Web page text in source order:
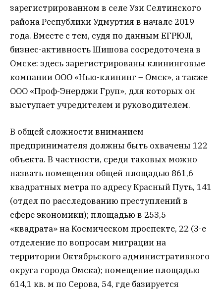
зарегистрированном в селе Узи Селтинского
района Республики Удмуртия в начале 2019
года. Вместе с тем, судя по данным ЕГРЮЛ,
бизнес-активность Шишова сосредоточена в
Омске: здесь зарегистрированы клининговые
компании ООО «Нью-клининг – Омск», а также
ООО «Проф-Энерджи Груп», для которых он
выступает учредителем и руководителем.
В общей сложности вниманием
предпринимателя должны быть охвачены 122
объекта. В частности, среди таковых можно
назвать помещения общей площадью 861,6
квадратных метра по адресу Красный Путь, 141
(отдел по расследованию преступлений в
сфере экономики); площадью в 253,5
«квадрата» на Космическом проспекте, 22 (3-е
отделение по вопросам миграции на
территории Октябрьского административного
округа города Омска); помещение площадью
614,1 кв. м по Серова, 54, где базируется